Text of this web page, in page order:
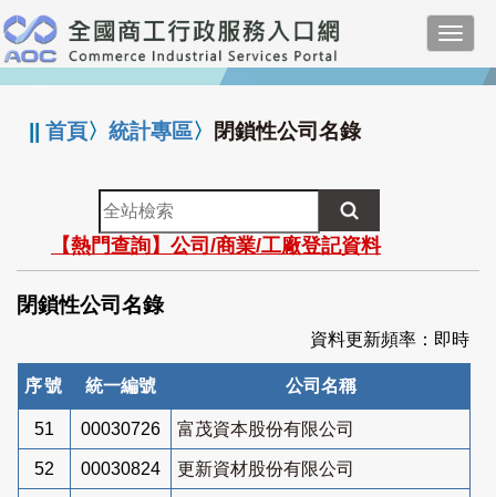
跳
到
主
要
:::
||首頁〉統計專區〉 閉鎖性公司名錄
全
站
檢
索
【熱門查詢】公司/商業/工廠登記資料
閉鎖性公司名錄
資料更新頻率：即時
序號 統一編號 公司名稱
51 00030726 富茂資本股份有限公司
52 00030824 更新資材股份有限公司